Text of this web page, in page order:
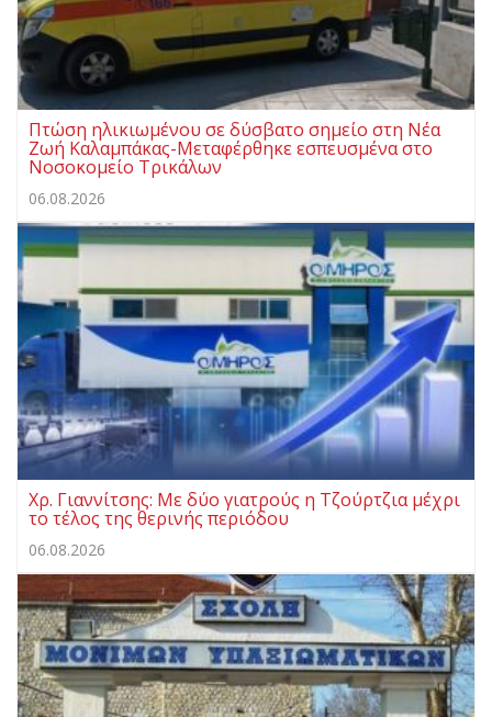
Πτώση ηλικιωμένου σε δύσβατο σημείο στη Νέα
Ζωή Καλαμπάκας-Μεταφέρθηκε εσπευσμένα στο
Νοσοκομείο Τρικάλων
06.08.2026
Χρ. Γιαννίτσης: Με δύο γιατρούς η Τζούρτζια μέχρι
το τέλος της θερινής περιόδου
06.08.2026